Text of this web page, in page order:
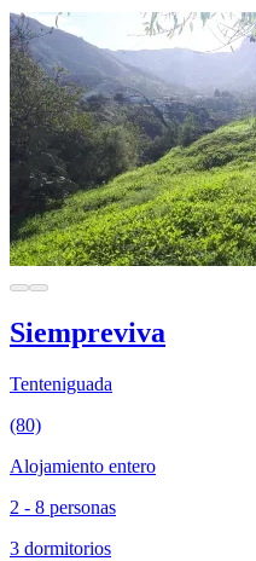
Siempreviva
Tenteniguada
(80)
Alojamiento entero
2 - 8 personas
3 dormitorios